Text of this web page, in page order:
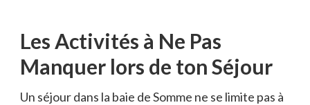
Les Activités à Ne Pas
Manquer lors de ton Séjour
Un séjour dans la baie de Somme ne se limite pas à